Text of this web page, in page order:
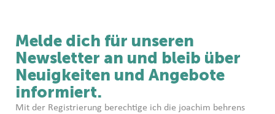
Melde dich für unseren
Newsletter an und bleib über
Neuigkeiten und Angebote
informiert.
Mit der Registrierung berechtige ich die joachim behrens